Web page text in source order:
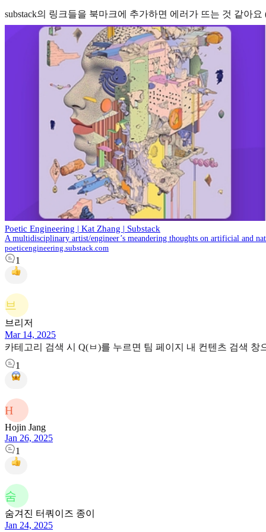
substack의 링크들을 북마크에 추가하면 에러가 뜨는 것 같아요
Poetic Engineering | Kat Zhang | Substack
A multidisciplinary artist/engineer’s meandering thoughts on artificial and
poeticengineering.substack.com
1
브
브리저
Mar 14, 2025
카테고리 검색 시 Q(ㅂ)를 누르면 팀 페이지 내 컨텐츠 검색 창
1
H
Hojin Jang
Jan 26, 2025
1
숨
숨겨진 터쿼이즈 종이
Jan 24, 2025